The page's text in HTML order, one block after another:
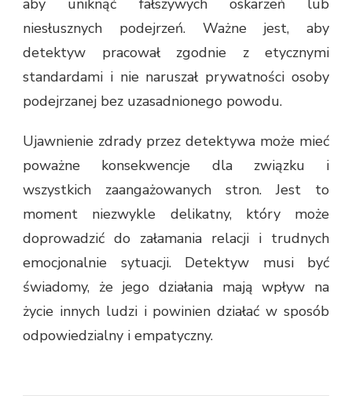
niesłusznych podejrzeń. Ważne jest, aby
detektyw pracował zgodnie z etycznymi
standardami i nie naruszał prywatności osoby
podejrzanej bez uzasadnionego powodu.
Ujawnienie zdrady przez detektywa może mieć
poważne konsekwencje dla związku i
wszystkich zaangażowanych stron. Jest to
moment niezwykle delikatny, który może
doprowadzić do załamania relacji i trudnych
emocjonalnie sytuacji. Detektyw musi być
świadomy, że jego działania mają wpływ na
życie innych ludzi i powinien działać w sposób
odpowiedzialny i empatyczny.